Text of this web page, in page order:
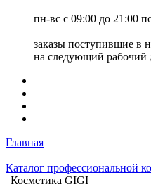
пн-вс с 09:00 до 21:00
заказы поступившие в
на следующий рабочий
Главная
Каталог профессиональной
Косметика GIGI